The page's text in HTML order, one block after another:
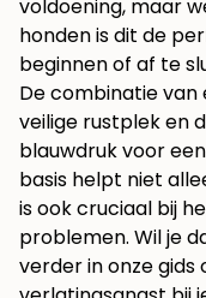
voldoening, maar
honden is dit de
beginnen of af te
De combinatie
veilige rustplek en
blauwdruk voor
basis helpt niet
is ook cruciaal bij
problemen. Wil je
verder in onze gids